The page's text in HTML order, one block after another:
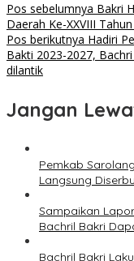
Pos sebelumnya Bakri
Daerah Ke-XXVIII
Pos berikutnya Hadiri
Bakti 2023-2027,
dilantik
Jangan
Pemkab
Langsung
Sampaikan
Bachril Bakri
Bachril Bakri